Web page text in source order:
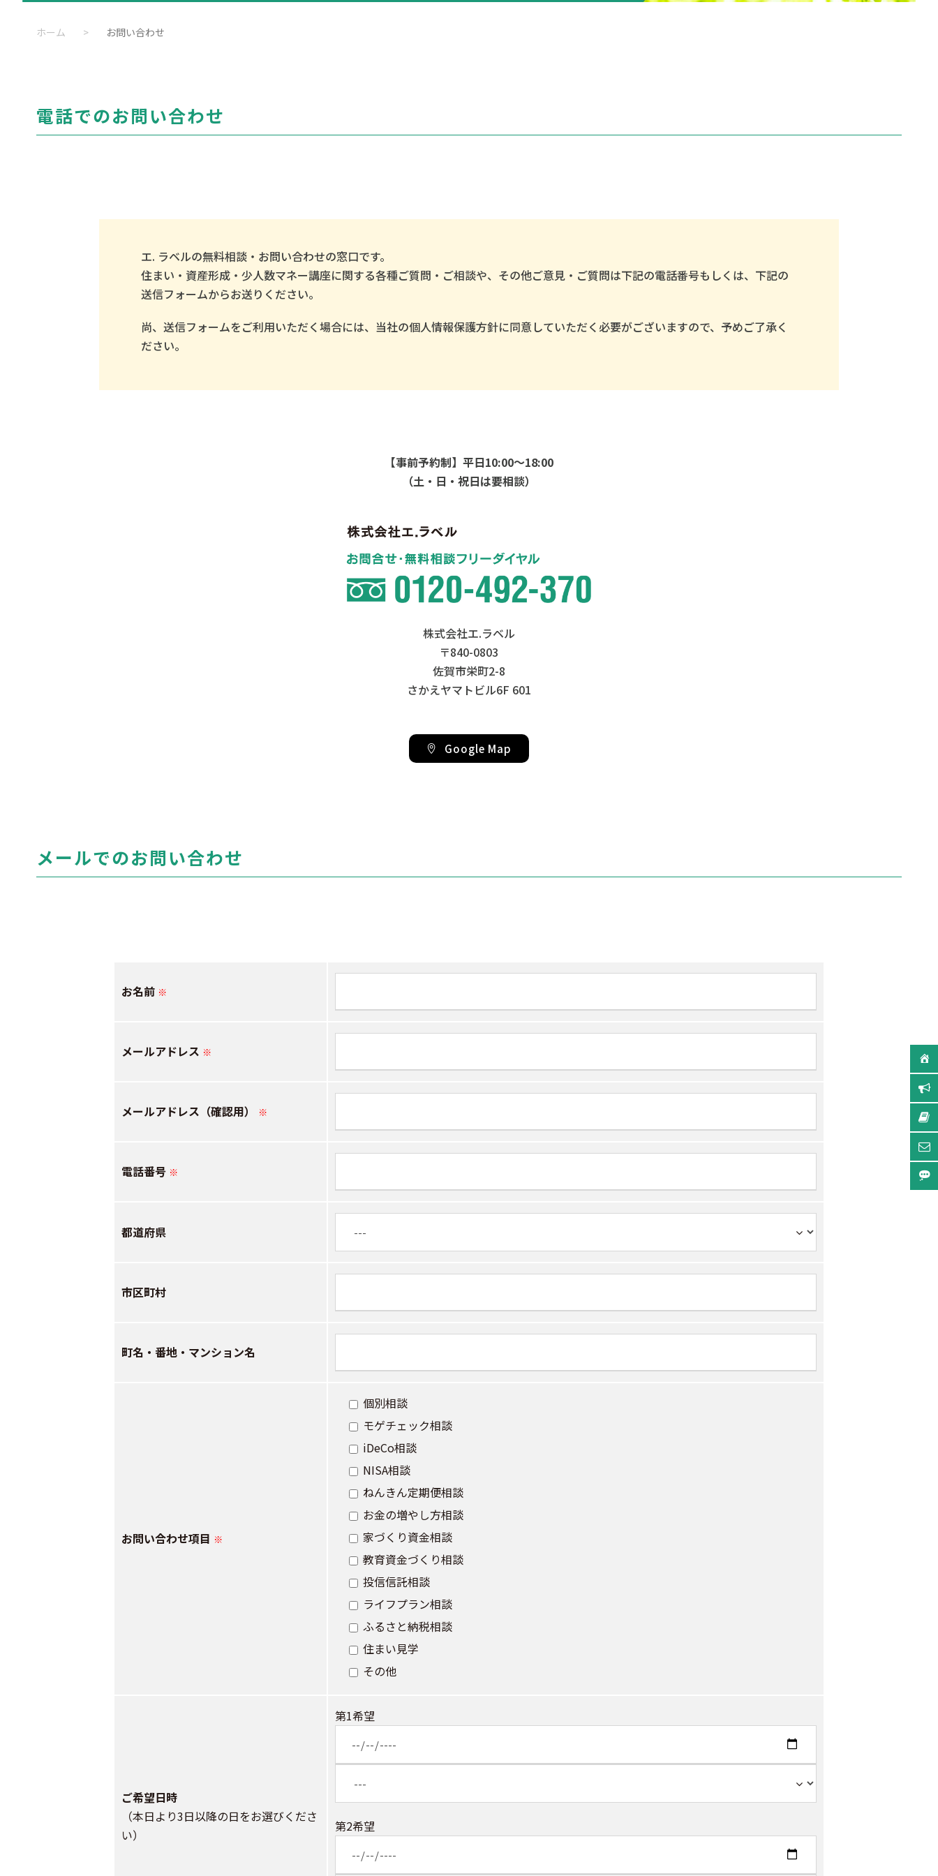
ホーム > お問い合わせ
電話でのお問い合わせ
エ. ラベルの無料相談・お問い合わせの窓口です。
住まい・資産形成・少人数マネー講座に関する各種ご質問・ご相談や、その他ご意見・ご質問は下記の電話番号もしくは、下記の
送信フォームからお送りください。
尚、送信フォームをご利用いただく場合には、当社の個人情報保護方針に同意していただく必要がございますので、予めご了承く
ださい。
【事前予約制】平日10:00～18:00
（土・日・祝日は要相談）
株式会社エ.ラベル
〒840-0803
佐賀市栄町2-8
さかえヤマトビル6F 601
Google Map
メールでのお問い合わせ
お名前 ※
メールアドレス ※
メールアドレス（確認用） ※
電話番号 ※
都道府県
市区町村
町名・番地・マンション名
お問い合わせ項目 ※
個別相談
モゲチェック相談
iDeCo相談
NISA相談
ねんきん定期便相談
お金の増やし方相談
家づくり資金相談
教育資金づくり相談
投信信託相談
ライフプラン相談
ふるさと納税相談
住まい見学
その他
ご希望日時
（本日より3日以降の日をお選びくださ
い）
第1希望
第2希望